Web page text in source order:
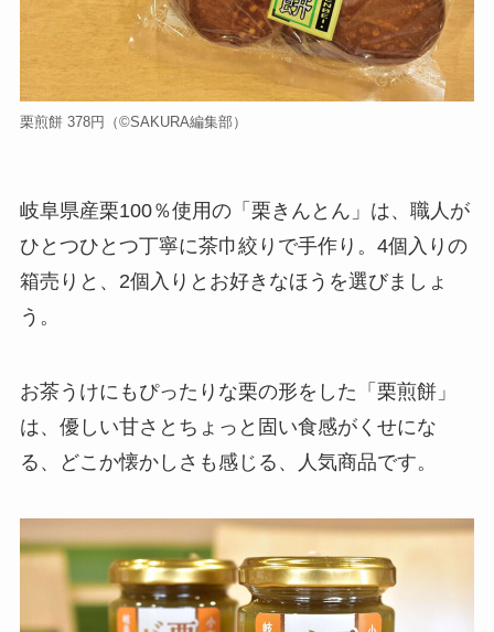
栗煎餅 378円（©️SAKURA編集部）
岐阜県産栗100％使用の「栗きんとん」は、職人が
ひとつひとつ丁寧に茶巾絞りで手作り。4個入りの
箱売りと、2個入りとお好きなほうを選びましょ
う。
お茶うけにもぴったりな栗の形をした「栗煎餅」
は、優しい甘さとちょっと固い食感がくせにな
る、どこか懐かしさも感じる、人気商品です。